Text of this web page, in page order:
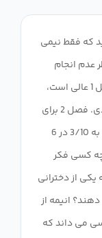
که فقط نیمی
عدم انجام
تحقیق به عهده من است. به طور کلی، فصل 1 عالی است،
8/10 خوب است با ساخت و ساز خوب و کمدی. فصل 2 برای
6 قسمت اول عالی شروع می شود و سپس به 3/10 در 6
کسی فکر
از دخترانی
انیمه از
کسی می داند که